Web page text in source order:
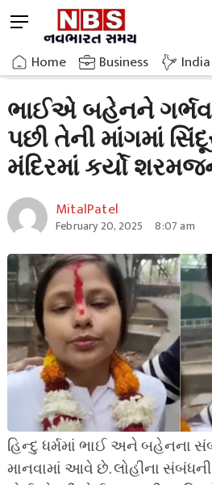
to
content
M
n
u
u
t
o
Home Business India
Home»Breaking News»Brother Made
ભાઈએ બહેનને
પછી તેની માંગમાં
મંદિરમાં કર્યો
MitalPatel
February 20, 2025 8:07 am
હિન્દુ ધર્મમાં ભાઈ અને બહેનના
માનવામાં આવે છે. લોહીના